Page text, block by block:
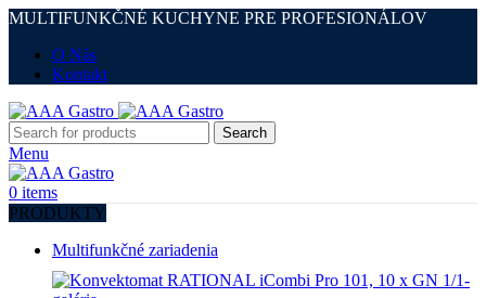
MULTIFUNKČNÉ KUCHYNE PRE PROFESIONÁLOV
O Nás
Kontakt
Search
Menu
0 items
PRODUKTY
Multifunkčné zariadenia